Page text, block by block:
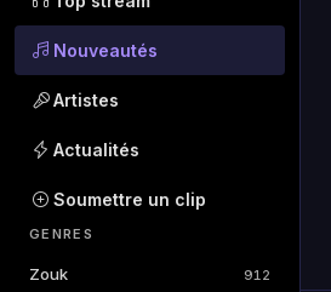
Nouveautés
Artistes
Actualités
Soumettre un clip
GENRES
Zouk 912